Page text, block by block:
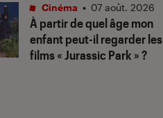
À partir de quel âge mon
enfant peut-il regarder les
films « Jurassic Park » ?
Cinéma • 07 août. 2026